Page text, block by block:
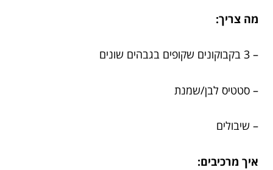
מה צריך:
– 3 בקבוקונים שקופים בגבהים שונים
– סטטיס לבן/שמנת
– שיבולים
איך מרכיבים: